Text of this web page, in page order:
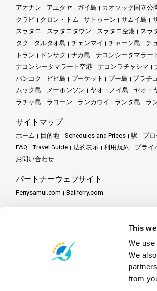
This
We use
We
from
アオナン アユタヤ ガイ島 カオソック国立公
クラビ
クロン・トム サトゥーン サムイ島
スラタニ
スラタニタウン スラタニ空港 スラ
タク
タルタオ島 チェンマイ チャーン島 チ
トラン
ドンサク ナカ島 ナコンシータマラー
ナコンシータマラート空港
ナコンラチャシマ
バンコク
ピピ島 プーケット プー島 プラチ
ムック島
メーホンソン ヤオ・ノイ島 ヤオ・
ラチャ島
ラヨーン ランカウイ ランタ島 ラ
サイトマップ
ホーム 目的地 Schedules and Prices 駅 プ
FAQ
Travel Guide 法的表示 利用規約 プライ
お問い合わせ
パートナーウェブサイト
Ferrysamui.com Baliferry.com
パートナーになる Travel